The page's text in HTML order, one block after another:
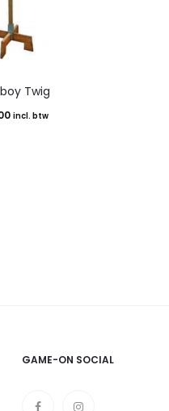
Twig
incl. btw
GAME-ON SOCIAL